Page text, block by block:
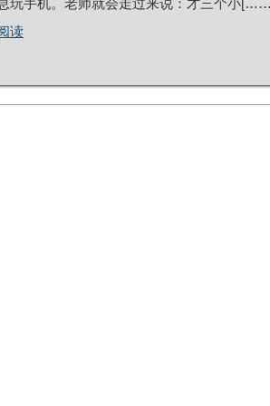
玩手机。老师就会走过来说：才三个小
读